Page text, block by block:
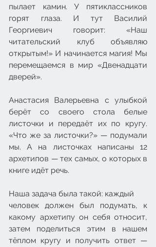
пылает камин. У пятиклассников
горят глаза. И тут Василий
Георгиевич говорит: «Наш
читательский клуб объявляю
открытым!» И начинается магия! Мы
перемещаемся в мир «Двенадцати
дверей».
Анастасия Валерьевна с улыбкой
берёт со своего стола белые
листочки и передаёт их по кругу.
«Что же за листочки?» — подумали
мы. А на листочках написаны 12
архетипов — тех самых, о которых в
книге идёт речь.
Наша задача была такой: каждый
человек должен был подумать, к
какому архетипу он себя относит,
затем поделиться этим в нашем
тёплом кругу и получить ответ —